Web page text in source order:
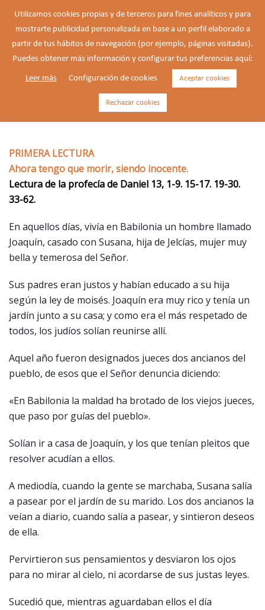
23/03/2026 – Lunes de la 5ª
semana de Cuaresma.
PRIMERA LECTURA
Ahora tengo que morir, siendo inocente.
Lectura de la profecía de Daniel 13, 1-9. 15-17. 19-30.
33-62.
En aquellos días, vivía en Babilonia un hombre llamado
Joaquín, casado con Susana, hija de Jelcías, mujer muy
bella y temerosa del Señor.
Sus padres eran justos y habían educado a su hija
según la ley de moisés. Joaquín era muy rico y tenía un
jardín junto a su casa; y como era el más respetado de
todos, los judíos solían reunirse allí.
Aquel año fueron designados jueces dos ancianos del
pueblo, de esos que el Señor denuncia diciendo:
«En Babilonia la maldad ha brotado de los viejos jueces,
que paso por guías del pueblo».
Solían ir a casa de Joaquín, y los que tenían pleitos que
resolver acudían a ellos.
A mediodía, cuando la gente se marchaba, Susana salía
a pasear por el jardín de su marido. Los dos ancianos la
veían a diario, cuando salía a pasear, y sintieron deseos
de ella.
Pervirtieron sus pensamientos y desviaron los ojos
para no mirar al cielo, ni acordarse de sus justas leyes.
Sucedió que, mientras aguardaban ellos el día
Utilizamos cookies propias y de terceros para fines analíticos y para
mostrarte publicidad personalizada en base a un perfil elaborado a
partir de tus hábitos de navegación (por ejemplo, páginas visitadas).
Puedes obtener más información y configurar tus preferencias aquí:
Leer más Configuración de cookies Aceptar cookies
Rechazar cookies